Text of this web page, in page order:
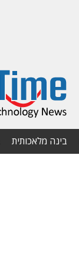
בינה מלאכותית